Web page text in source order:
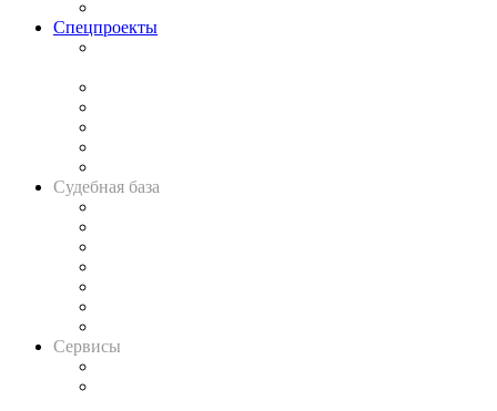
Спецпроекты
Судебная база
Сервисы